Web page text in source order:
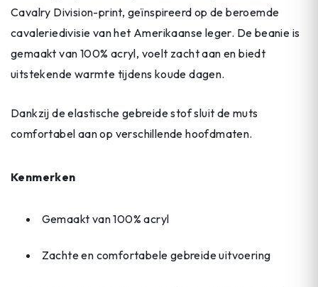
Cavalry Division-print, geïnspireerd op de beroemde
cavaleriedivisie van het Amerikaanse leger. De beanie is
gemaakt van 100% acryl, voelt zacht aan en biedt
uitstekende warmte tijdens koude dagen.
Dankzij de elastische gebreide stof sluit de muts
comfortabel aan op verschillende hoofdmaten.
Kenmerken
Gemaakt van 100% acryl
Zachte en comfortabele gebreide uitvoering